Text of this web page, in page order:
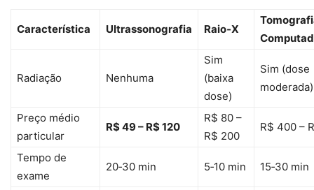
Característica Ultrassonografia Raio‑X
Radiação Nenhuma
Sim
(baixa
dose)
Sim (dose
moderada)
Preço médio
particular
R$ 49 – R$ 120
R$ 80 –
R$ 200
R$ 400 –
Tempo de
exame
20‑30 min 5‑10 min 15‑30 min